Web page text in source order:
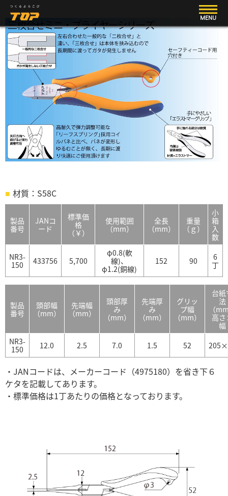
MENU
材質：S58C
製品
番号
JANコ
ード
標準価
格
（￥）
使用範囲
（mm）
全長
（mm）
重量
（ｇ）
小
箱
入
数
NR3-
150
433756 5,700
φ0.8(軟
線)、
φ1.2(銅線)
152 90
6
丁
製品
番号
頭部幅
（mm）
先端幅
（mm）
頭部厚
み
（mm）
先端厚
み
（mm）
グリッ
プ幅
（mm）
台紙
法
（
高
幅
NR3-
150
12.0 2.5 7.0 1.5 52
・JANコードは、メーカーコード（4975180）を省き下６
ケタを記載してあります。
・標準価格は1丁あたりの価格となっております。